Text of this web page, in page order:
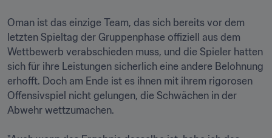
Oman ist das einzige Team, das sich bereits vor dem
letzten Spieltag der Gruppenphase offiziell aus dem
Wettbewerb verabschieden muss, und die Spieler hatten
sich für ihre Leistungen sicherlich eine andere Belohnung
erhofft. Doch am Ende ist es ihnen mit ihrem rigorosen
Offensivspiel nicht gelungen, die Schwächen in der
Abwehr wettzumachen.